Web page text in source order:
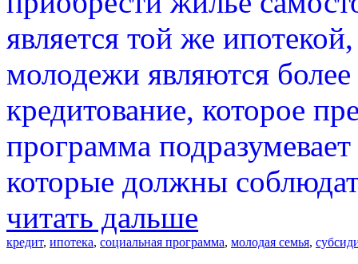
является той же
молодежи являются
кредитование, которое
программа
которые должны
читать дальше
кредит, ипотека, социальная программа, молодая семья,